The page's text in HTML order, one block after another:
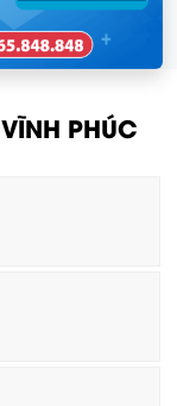
PHÚC